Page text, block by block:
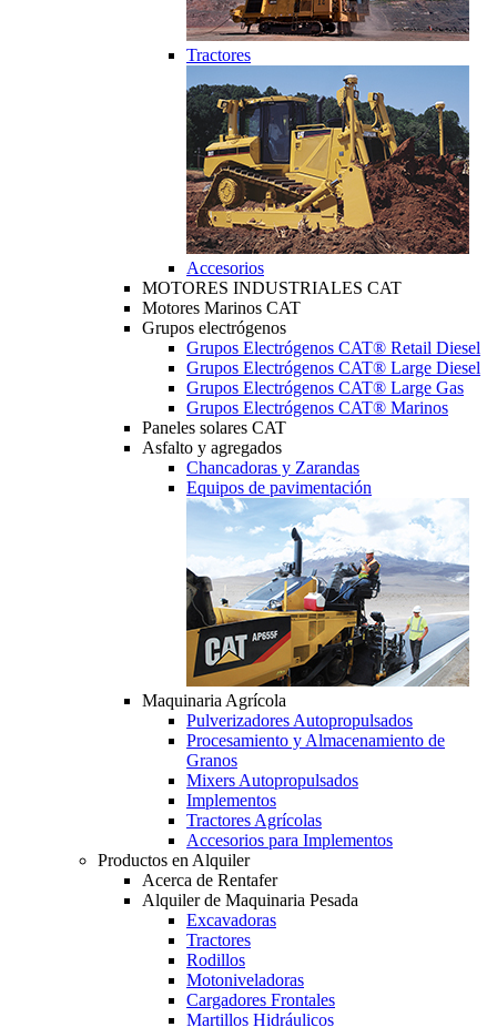
Tractores
Accesorios
MOTORES INDUSTRIALES CAT
Motores Marinos CAT
Grupos electrógenos
Grupos Electrógenos CAT® Retail Diesel
Grupos Electrógenos CAT® Large Diesel
Grupos Electrógenos CAT® Large Gas
Grupos Electrógenos CAT® Marinos
Paneles solares CAT
Asfalto y agregados
Chancadoras y Zarandas
Equipos de pavimentación
Maquinaria Agrícola
Pulverizadores Autopropulsados
Procesamiento y Almacenamiento de
Granos
Mixers Autopropulsados
Implementos
Tractores Agrícolas
Accesorios para Implementos
Productos en Alquiler
Acerca de Rentafer
Alquiler de Maquinaria Pesada
Excavadoras
Tractores
Rodillos
Motoniveladoras
Cargadores Frontales
Martillos Hidráulicos